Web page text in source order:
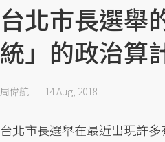
台北市長選舉
統」的政治算
周偉航 14 Aug, 2018
台北市長選舉在最近出現許